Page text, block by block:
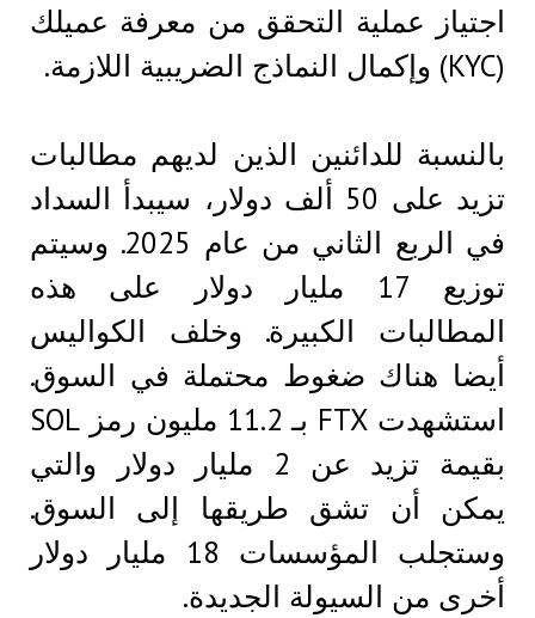
اجتياز عملية التحقق من معرفة عميلك
(KYC) وإكمال النماذج الضريبية اللازمة.
بالنسبة للدائنين الذين لديهم مطالبات
تزيد على 50 ألف دولار، سيبدأ السداد
في الربع الثاني من عام 2025. وسيتم
توزيع 17 مليار دولار على هذه
المطالبات الكبيرة. وخلف الكواليس
أيضا هناك ضغوط محتملة في السوق.
استشهدت FTX بـ 11.2 مليون رمز SOL
بقيمة تزيد عن 2 مليار دولار والتي
يمكن أن تشق طريقها إلى السوق.
وستجلب المؤسسات 18 مليار دولار
أخرى من السيولة الجديدة.